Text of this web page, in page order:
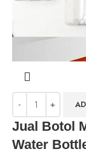
Jual Botol
Water